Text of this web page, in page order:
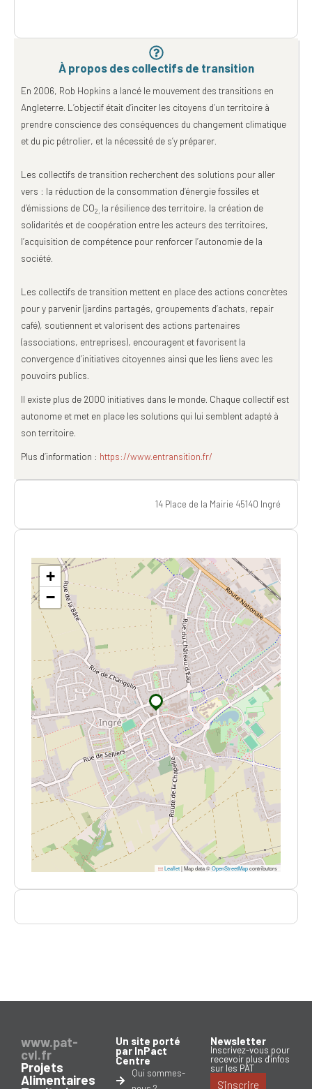
À propos des collectifs de transition
En 2006, Rob Hopkins a lancé le mouvement des transitions en
Angleterre. L’objectif était d’inciter les citoyens d’un territoire à
prendre conscience des conséquences du changement climatique
et du pic pétrolier, et la nécessité de s’y préparer.
Les collectifs de transition recherchent des solutions pour aller
vers : la réduction de la consommation d’énergie fossiles et
d’émissions de CO2, la résilience des territoire, la création de
solidarités et de coopération entre les acteurs des territoires,
l’acquisition de compétence pour renforcer l’autonomie de la
société.
Les collectifs de transition mettent en place des actions concrètes
pour y parvenir (jardins partagés, groupements d’achats, repair
café), soutiennent et valorisent des actions partenaires
(associations, entreprises), encouragent et favorisent la
convergence d’initiatives citoyennes ainsi que les liens avec les
pouvoirs publics.
Il existe plus de 2000 initiatives dans le monde. Chaque collectif est
autonome et met en place les solutions qui lui semblent adapté à
son territoire.
Plus d’information : https://www.entransition.fr/
14 Place de la Mairie 45140 Ingré
+
−
Leaflet|Map data ©OpenStreetMapcontributors
www.pat-
cvl.fr
Projets
Alimentaires
Un site porté
par InPact
Centre
Qui sommes-
Newsletter
Inscrivez-vous pour
recevoir plus d'infos
sur les PAT
S'inscrire